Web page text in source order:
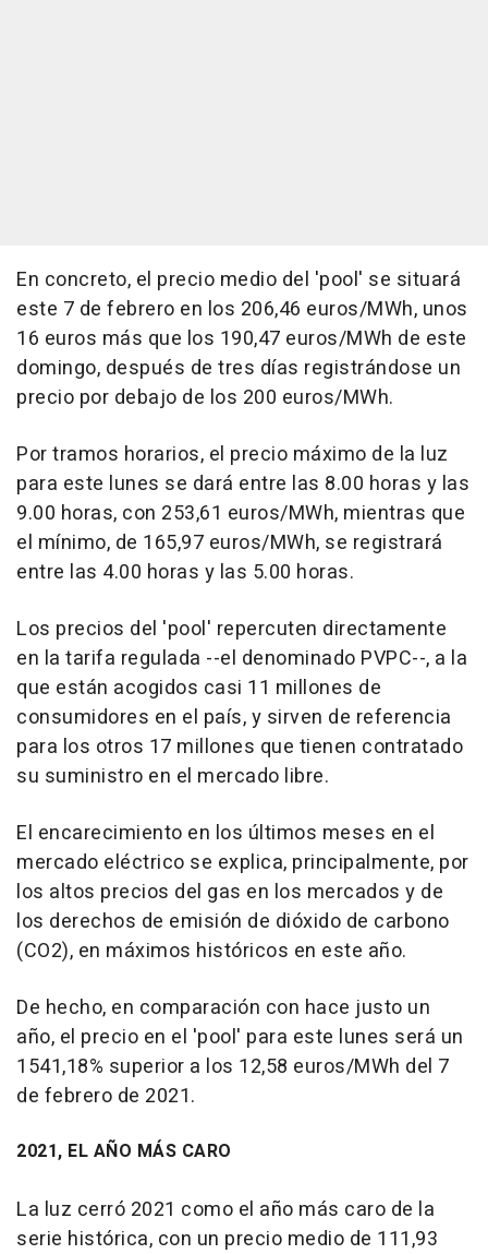
En concreto, el precio medio del 'pool' se situará
este 7 de febrero en los 206,46 euros/MWh, unos
16 euros más que los 190,47 euros/MWh de este
domingo, después de tres días registrándose un
precio por debajo de los 200 euros/MWh.
Por tramos horarios, el precio máximo de la luz
para este lunes se dará entre las 8.00 horas y las
9.00 horas, con 253,61 euros/MWh, mientras que
el mínimo, de 165,97 euros/MWh, se registrará
entre las 4.00 horas y las 5.00 horas.
Los precios del 'pool' repercuten directamente
en la tarifa regulada --el denominado PVPC--, a la
que están acogidos casi 11 millones de
consumidores en el país, y sirven de referencia
para los otros 17 millones que tienen contratado
su suministro en el mercado libre.
El encarecimiento en los últimos meses en el
mercado eléctrico se explica, principalmente, por
los altos precios del gas en los mercados y de
los derechos de emisión de dióxido de carbono
(CO2), en máximos históricos en este año.
De hecho, en comparación con hace justo un
año, el precio en el 'pool' para este lunes será un
1541,18% superior a los 12,58 euros/MWh del 7
de febrero de 2021.
2021, EL AÑO MÁS CARO
La luz cerró 2021 como el año más caro de la
serie histórica, con un precio medio de 111,93